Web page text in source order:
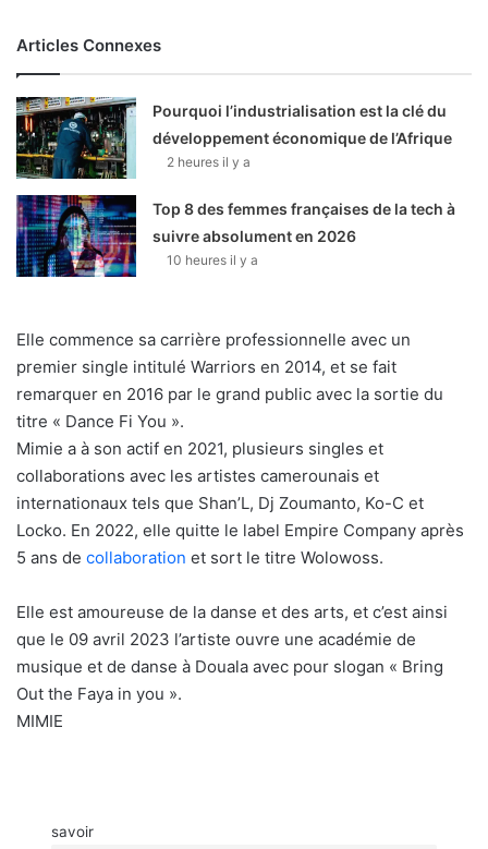
Articles Connexes
Pourquoi l’industrialisation est la clé du
développement économique de l’Afrique
2 heures il y a
Top 8 des femmes françaises de la tech à
suivre absolument en 2026
10 heures il y a
Elle commence sa carrière professionnelle avec un
premier single intitulé Warriors en 2014, et se fait
remarquer en 2016 par le grand public avec la sortie du
titre « Dance Fi You ».
Mimie a à son actif en 2021, plusieurs singles et
collaborations avec les artistes camerounais et
internationaux tels que Shan’L, Dj Zoumanto, Ko-C et
Locko. En 2022, elle quitte le label Empire Company après
5 ans de collaboration et sort le titre Wolowoss.
Elle est amoureuse de la danse et des arts, et c’est ainsi
que le 09 avril 2023 l’artiste ouvre une académie de
musique et de danse à Douala avec pour slogan « Bring
Out the Faya in you ».
MIMIE
savoir